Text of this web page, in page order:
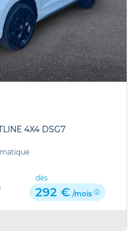
4X4 DSG7
dès
292 € /mois